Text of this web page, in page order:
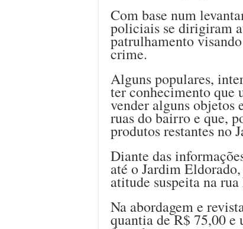
Com base num
policiais se dirigiram
patrulhamento
crime.
Alguns populares,
ter conhecimento que
vender alguns objetos
ruas do bairro e que,
produtos restantes no
Diante das
até o Jardim
atitude suspeita na
Na abordagem e
quantia de R$ 75,00 e